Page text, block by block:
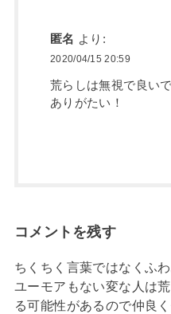
匿名 より:
2020/04/15 20:59
荒らしは無視で良い
ありがたい！
コメントを残す
ちくちく言葉ではなくふ
ユーモアもない変な人は
る可能性があるので仲良